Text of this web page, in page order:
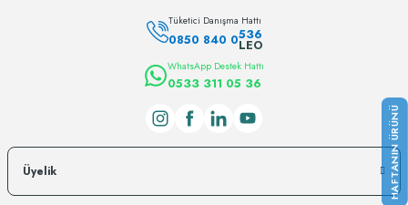
Tüketici Danışma Hattı
0850 840 0536
LEO
WhatsApp Destek Hattı
0533 311 05 36
Üyelik